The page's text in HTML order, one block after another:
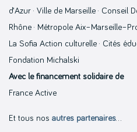
d’Azur · Ville de Marseille ·
Rhône · Métropole
La Sofia Action culturelle · Cités
Fondation Michalski
Avec le financement solidaire de
France Active
Et tous nos autres partenaires…